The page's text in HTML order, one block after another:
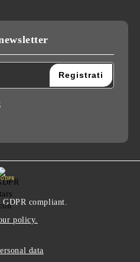
GDPR
compliant.
policy.
data